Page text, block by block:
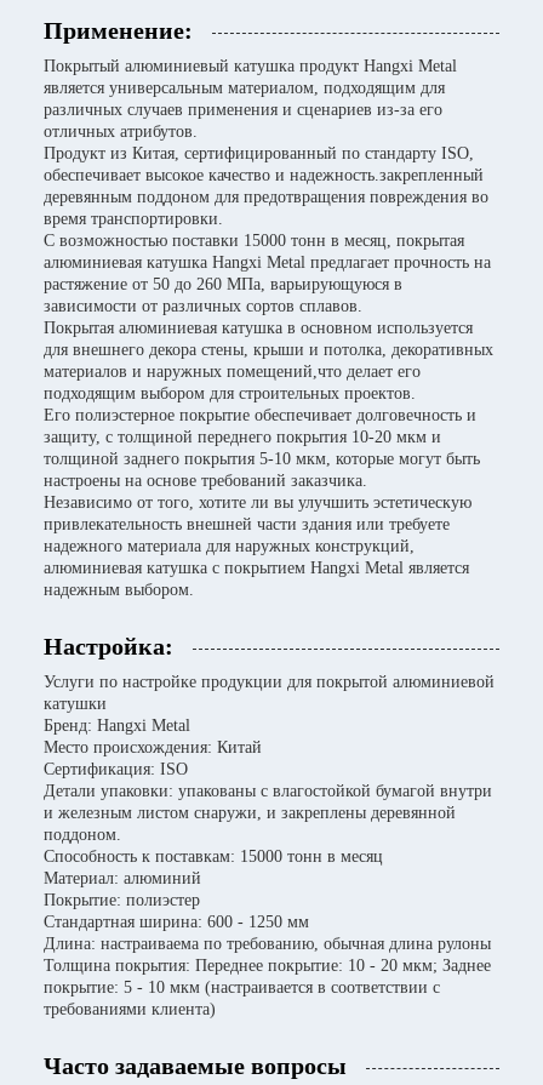
Применение:
Покрытый алюминиевый катушка продукт Hangxi Metal
является универсальным материалом, подходящим для
различных случаев применения и сценариев из-за его
отличных атрибутов.
Продукт из Китая, сертифицированный по стандарту ISO,
обеспечивает высокое качество и надежность.закрепленный
деревянным поддоном для предотвращения повреждения во
время транспортировки.
С возможностью поставки 15000 тонн в месяц, покрытая
алюминиевая катушка Hangxi Metal предлагает прочность на
растяжение от 50 до 260 МПа, варьирующуюся в
зависимости от различных сортов сплавов.
Покрытая алюминиевая катушка в основном используется
для внешнего декора стены, крыши и потолка, декоративных
материалов и наружных помещений,что делает его
подходящим выбором для строительных проектов.
Его полиэстерное покрытие обеспечивает долговечность и
защиту, с толщиной переднего покрытия 10-20 мкм и
толщиной заднего покрытия 5-10 мкм, которые могут быть
настроены на основе требований заказчика.
Независимо от того, хотите ли вы улучшить эстетическую
привлекательность внешней части здания или требуете
надежного материала для наружных конструкций,
алюминиевая катушка с покрытием Hangxi Metal является
надежным выбором.
Настройка:
Услуги по настройке продукции для покрытой алюминиевой
катушки
Бренд: Hangxi Metal
Место происхождения: Китай
Сертификация: ISO
Детали упаковки: упакованы с влагостойкой бумагой внутри
и железным листом снаружи, и закреплены деревянной
поддоном.
Способность к поставкам: 15000 тонн в месяц
Материал: алюминий
Покрытие: полиэстер
Стандартная ширина: 600 - 1250 мм
Длина: настраиваема по требованию, обычная длина рулоны
Толщина покрытия: Переднее покрытие: 10 - 20 мкм; Заднее
покрытие: 5 - 10 мкм (настраивается в соответствии с
требованиями клиента)
Часто задаваемые вопросы